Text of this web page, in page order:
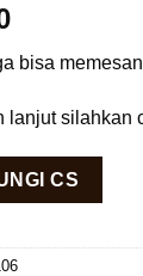
bisa
lanjut silahkan
CS